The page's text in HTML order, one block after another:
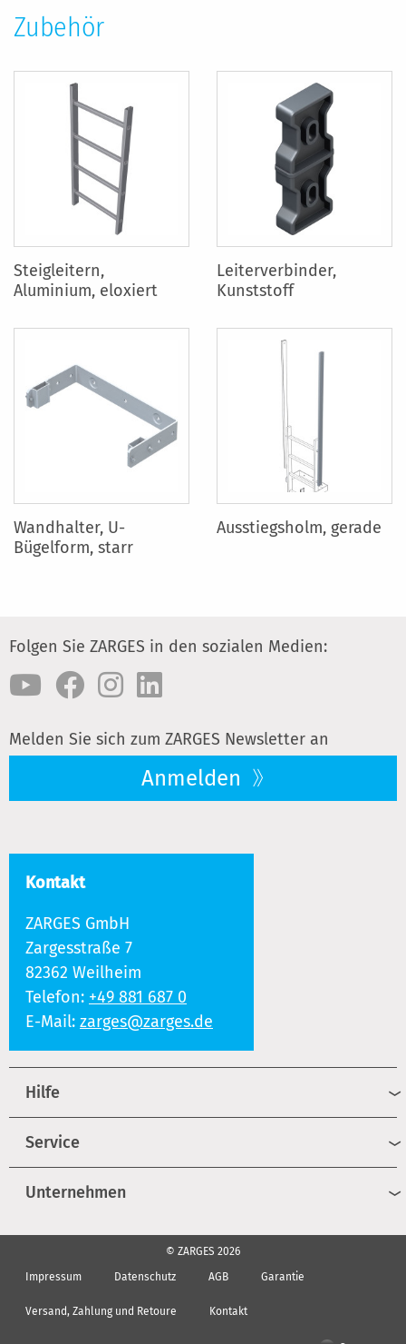
Zubehör
Steigleitern,
Aluminium, eloxiert
Leiterverbinder,
Kunststoff
Wandhalter, U-
Bügelform, starr
Ausstiegsholm, gerade
Folgen Sie ZARGES in den sozialen Medien:
Melden Sie sich zum ZARGES Newsletter an
Anmelden
Kontakt
ZARGES GmbH
Zargesstraße 7
82362 Weilheim
Telefon: +49 881 687 0
E-Mail: zarges@zarges.de
Hilfe
Service
Unternehmen
© ZARGES 2026
Impressum
Datenschutz AGB Garantie
Versand, Zahlung und Retoure Kontakt